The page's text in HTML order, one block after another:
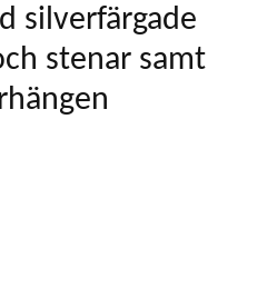
silverfärgade
stenar samt